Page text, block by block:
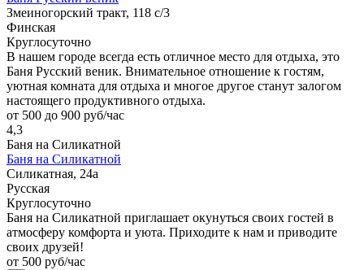
Змеиногорский тракт, 118 с/3
Финская
Круглосуточно
В нашем городе всегда есть отличное место для отдыха, это
Баня Русский веник. Внимательное отношение к гостям,
уютная комната для отдыха и многое другое станут залогом
настоящего продуктивного отдыха.
от 500 до 900 руб/час
4,3
Баня на Силикатной
Баня на Силикатной
Силикатная, 24а
Русская
Круглосуточно
Баня на Силикатной приглашает окунуться своих гостей в
атмосферу комфорта и уюта. Приходите к нам и приводите
своих друзей!
от 500 руб/час